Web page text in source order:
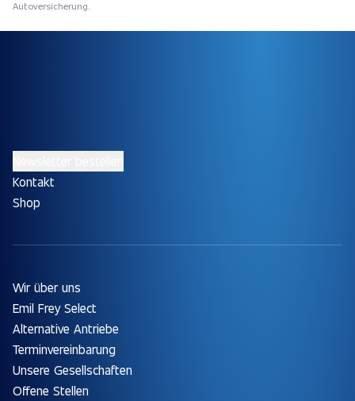
Autoversicherung.
Kontakt
Shop
Wir über uns
Emil Frey Select
Alternative Antriebe
Terminvereinbarung
Unsere Gesellschaften
Offene Stellen